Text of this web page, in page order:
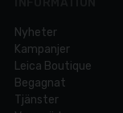
Nyheter
Kampanjer
Leica Boutique
Begagnat
Tjänster